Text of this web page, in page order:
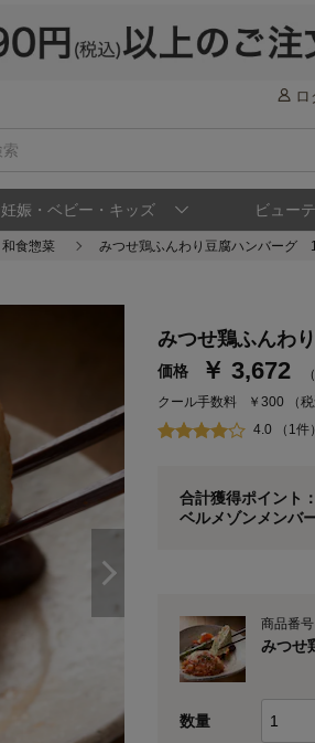
ロ
妊娠・ベビー・キッズ ビュー
和食惣菜 みつせ鶏ふんわり豆腐ハンバーグ
みつせ鶏ふんわ
価格 ￥ 3,672
クール手数料
￥300
（
4.0 （1件）
合計獲得ポイント：
ベルメゾンメンバ
ステージが上がれ
通常商品送料無料
※メンバーズカード
商品番号
みつせ
数量